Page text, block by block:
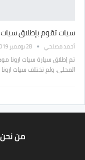
سيات تقوم بإطلاق سيات ارونا موديل
أحمد مصلحي 28 نوفمبر 2019
المحلي، ولم تختلف سيات ارونا 2020 عن موديل…
من نحن